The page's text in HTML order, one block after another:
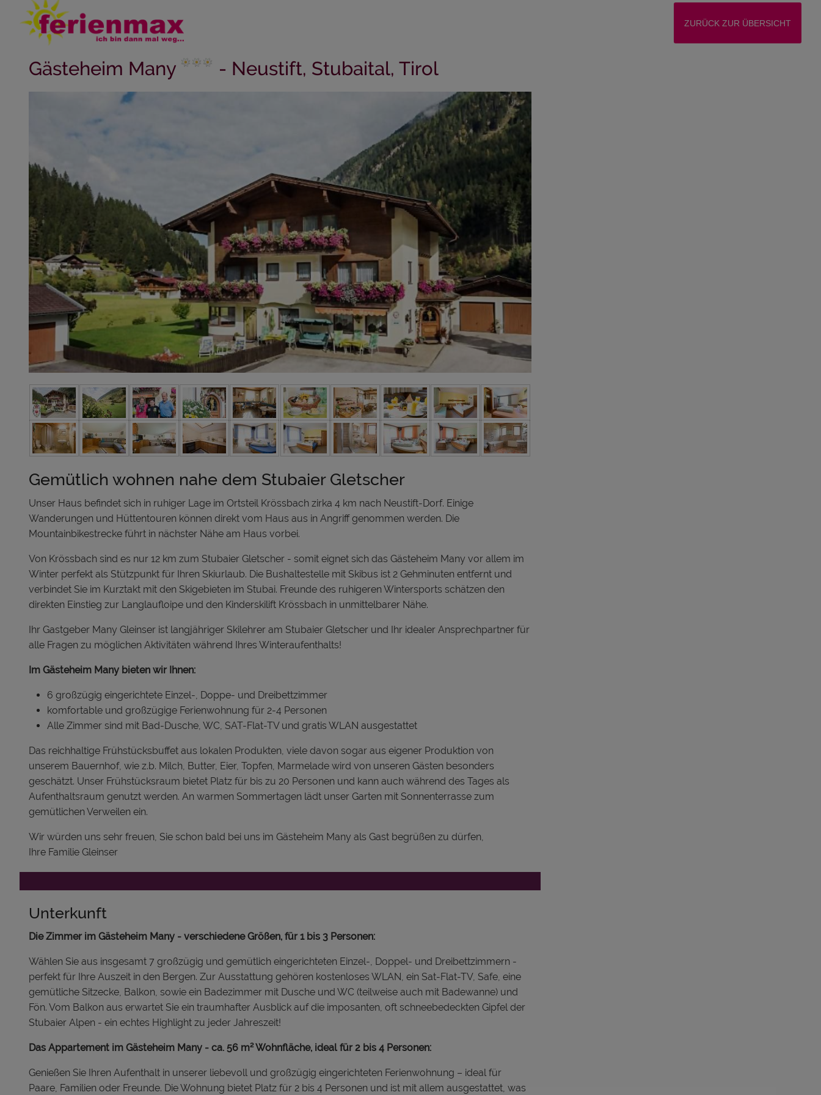
ZURÜCK ZUR ÜBERSICHT
Gästeheim Many - Neustift, Stubaital, Tirol
Gemütlich wohnen nahe dem Stubaier Gletscher
Unser Haus befindet sich in ruhiger Lage im Ortsteil Krössbach zirka 4 km nach Neustift-Dorf. Einige
Wanderungen und Hüttentouren können direkt vom Haus aus in Angriff genommen werden. Die
Mountainbikestrecke führt in nächster Nähe am Haus vorbei.
Von Krössbach sind es nur 12 km zum Stubaier Gletscher - somit eignet sich das Gästeheim Many vor allem im
Winter perfekt als Stützpunkt für Ihren Skiurlaub. Die Bushaltestelle mit Skibus ist 2 Gehminuten entfernt und
verbindet Sie im Kurztakt mit den Skigebieten im Stubai. Freunde des ruhigeren Wintersports schätzen den
direkten Einstieg zur Langlaufloipe und den Kinderskilift Krössbach in unmittelbarer Nähe.
Ihr Gastgeber Many Gleinser ist langjähriger Skilehrer am Stubaier Gletscher und Ihr idealer Ansprechpartner für
alle Fragen zu möglichen Aktivitäten während Ihres Winteraufenthalts!
Im Gästeheim Many bieten wir Ihnen:
6 großzügig eingerichtete Einzel-, Doppe- und Dreibettzimmer
komfortable und großzügige Ferienwohnung für 2-4 Personen
Alle Zimmer sind mit Bad-Dusche, WC, SAT-Flat-TV und gratis WLAN ausgestattet
Das reichhaltige Frühstücksbuffet aus lokalen Produkten, viele davon sogar aus eigener Produktion von
unserem Bauernhof, wie z.b. Milch, Butter, Eier, Topfen, Marmelade wird von unseren Gästen besonders
geschätzt. Unser Frühstücksraum bietet Platz für bis zu 20 Personen und kann auch während des Tages als
Aufenthaltsraum genutzt werden. An warmen Sommertagen lädt unser Garten mit Sonnenterrasse zum
gemütlichen Verweilen ein.
Wir würden uns sehr freuen, Sie schon bald bei uns im Gästeheim Many als Gast begrüßen zu dürfen,
Ihre Familie Gleinser
Unterkunft
Die Zimmer im Gästeheim Many - verschiedene Größen, für 1 bis 3 Personen:
Wählen Sie aus insgesamt 7 großzügig und gemütlich eingerichteten Einzel-, Doppel- und Dreibettzimmern -
perfekt für Ihre Auszeit in den Bergen. Zur Ausstattung gehören kostenloses WLAN, ein Sat-Flat-TV, Safe, eine
gemütliche Sitzecke, Balkon, sowie ein Badezimmer mit Dusche und WC (teilweise auch mit Badewanne) und
Fön. Vom Balkon aus erwartet Sie ein traumhafter Ausblick auf die imposanten, oft schneebedeckten Gipfel der
Stubaier Alpen - ein echtes Highlight zu jeder Jahreszeit!
Das Appartement im Gästeheim Many - ca. 56 m² Wohnfläche, ideal für 2 bis 4 Personen:
Genießen Sie Ihren Aufenthalt in unserer liebevoll und großzügig eingerichteten Ferienwohnung – ideal für
Paare, Familien oder Freunde. Die Wohnung bietet Platz für 2 bis 4 Personen und ist mit allem ausgestattet, was